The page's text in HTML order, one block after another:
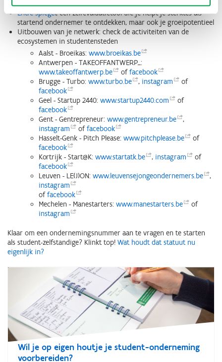
zonder externe financiering
Entre-spiegel, een zelfevaluatietool die je helpt je sterktes als
startend ondernemer te ontdekken, maar ook je groeipotentieel
Uitbouwen van je netwerk: check de activiteiten van de
ecosystemen in studentensteden
Aalst - Broeikas: www.broeikas.be
Antwerpen - TAKEOFFANTWERP_:
www.takeoffantwerp.be
offacebook
Brugge - Turbo: www.turbo.be , instagram
of
facebook
Geel - Startup 2440: www.startup2440.com
of
facebook
Gent - Gentrepreneur: www.gentrepreneur.be
,
instagram
offacebook
Hasselt-Genk - Pitch Please: www.pitchplease.be
of
facebook
Kortrijk - Start@K: www.startatk.be , instagram
of
facebook
Leuven - LE(J)ON: www.leuvensejongeondernemers.be
,
instagram
offacebook
Mechelen - Manestarters: www.manestarters.be
of
instagram
Klaar om een ondernemingsnummer aan te vragen en te starten
als student-zelfstandige? Klinkt top! Wat houdt dat statuut nu
eigenlijk in?
Wil je op eigen houtje je student-onderneming
voorbereiden?